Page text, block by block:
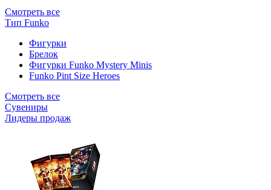
Смотреть все
Тип Funko
Фигурки
Брелок
Фигурки Funko Mystery Minis
Funko Pint Size Heroes
Смотреть все
Сувениры
Лидеры продаж